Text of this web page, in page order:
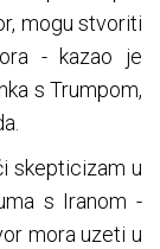
mogu stvoriti
- kazao je
s Trumpom,
skepticizam u
s Iranom -
mora uzeti u